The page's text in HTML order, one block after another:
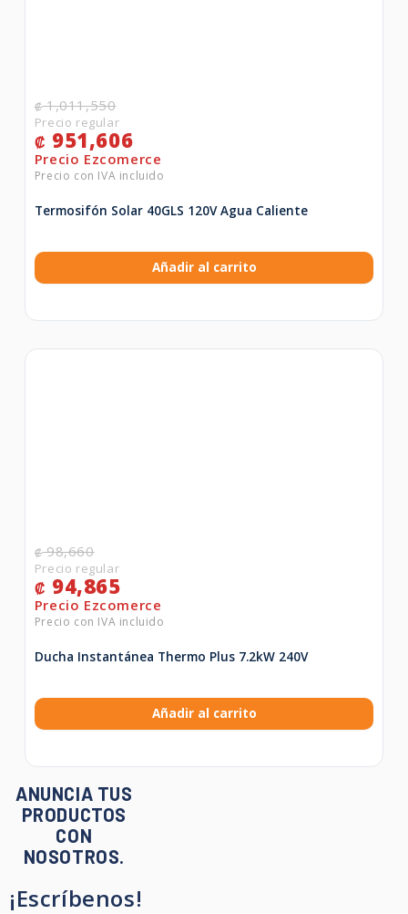
₡1,011,550
₡ 951,606
Termosifón Solar 40GLS 120V Agua Caliente
Añadir al carrito
₡98,660
₡ 94,865
Ducha Instantánea Thermo Plus 7.2kW 240V
Añadir al carrito
ANUNCIA TUS
PRODUCTOS
CON
NOSOTROS.
¡Escríbenos!